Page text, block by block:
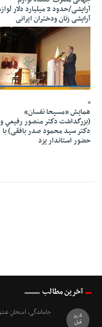
آرایشی/حدود 2 میلیارد دلار
آرایشی زنان ودختران ایرانی
28 Azar 1394 - 13:18
همايش «مسيحا نفسان»
(بزرگداشت دكتر منصور رفيعي و
دكتر سید محمود صدر بافقی) با
حضور استاندار يزد
آخرین مطالب
جاماندگی، امتحانِ
4 روز
قبل